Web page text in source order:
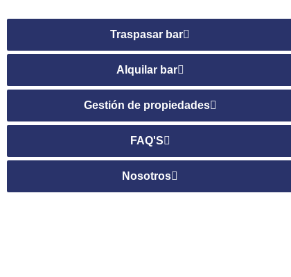
Traspasar bar
Alquilar bar
Gestión de propiedades
FAQ'S
Nosotros